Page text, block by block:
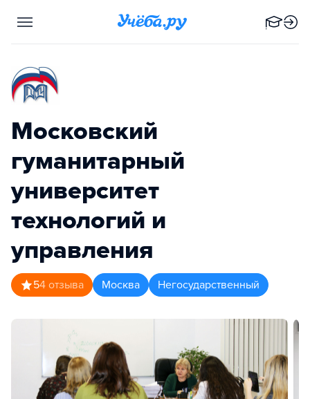
Московский
гуманитарный
университет
технологий и
управления
54 отзыва Москва Негосударственный